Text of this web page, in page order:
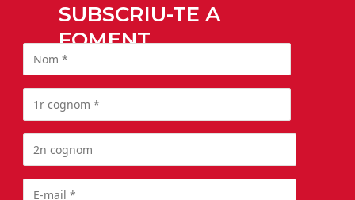
SUBSCRIU-TE A
FOMENT